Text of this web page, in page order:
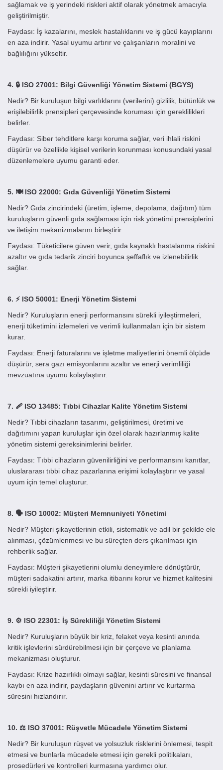
sağlamak ve iş yerindeki riskleri aktif olarak yönetmek amacıyla
geliştirilmiştir.
Faydası: İş kazalarını, meslek hastalıklarını ve iş gücü kayıplarını
en aza indirir. Yasal uyumu artırır ve çalışanların moralini ve
bağlılığını yükseltir.
4. 🔒 ISO 27001: Bilgi Güvenliği Yönetim Sistemi (BGYS)
Nedir? Bir kuruluşun bilgi varlıklarını (verilerini) gizlilik, bütünlük ve
erişilebilirlik prensipleri çerçevesinde koruması için gereklilikleri
belirler.
Faydası: Siber tehditlere karşı koruma sağlar, veri ihlali riskini
düşürür ve özellikle kişisel verilerin korunması konusundaki yasal
düzenlemelere uyumu garanti eder.
5. 🍽️ ISO 22000: Gıda Güvenliği Yönetim Sistemi
Nedir? Gıda zincirindeki (üretim, işleme, depolama, dağıtım) tüm
kuruluşların güvenli gıda sağlaması için risk yönetimi prensiplerini
ve iletişim mekanizmalarını birleştirir.
Faydası: Tüketicilere güven verir, gıda kaynaklı hastalanma riskini
azaltır ve gıda tedarik zinciri boyunca şeffaflık ve izlenebilirlik
sağlar.
6. ⚡ ISO 50001: Enerji Yönetim Sistemi
Nedir? Kuruluşların enerji performansını sürekli iyileştirmeleri,
enerji tüketimini izlemeleri ve verimli kullanmaları için bir sistem
kurar.
Faydası: Enerji faturalarını ve işletme maliyetlerini önemli ölçüde
düşürür, sera gazı emisyonlarını azaltır ve enerji verimliliği
mevzuatına uyumu kolaylaştırır.
7. 🩹 ISO 13485: Tıbbi Cihazlar Kalite Yönetim Sistemi
Nedir? Tıbbi cihazların tasarımı, geliştirilmesi, üretimi ve
dağıtımını yapan kuruluşlar için özel olarak hazırlanmış kalite
yönetim sistemi gereksinimlerini belirler.
Faydası: Tıbbi cihazların güvenilirliğini ve performansını kanıtlar,
uluslararası tıbbi cihaz pazarlarına erişimi kolaylaştırır ve yasal
uyum için temel oluşturur.
8. 🗣️ ISO 10002: Müşteri Memnuniyeti Yönetimi
Nedir? Müşteri şikayetlerinin etkili, sistematik ve adil bir şekilde ele
alınması, çözümlenmesi ve bu süreçten ders çıkarılması için
rehberlik sağlar.
Faydası: Müşteri şikayetlerini olumlu deneyimlere dönüştürür,
müşteri sadakatini artırır, marka itibarını korur ve hizmet kalitesini
sürekli iyileştirir.
9. ⚙️ ISO 22301: İş Sürekliliği Yönetim Sistemi
Nedir? Kuruluşların büyük bir kriz, felaket veya kesinti anında
kritik işlevlerini sürdürebilmesi için bir çerçeve ve planlama
mekanizması oluşturur.
Faydası: Krize hazırlıklı olmayı sağlar, kesinti süresini ve finansal
kaybı en aza indirir, paydaşların güvenini artırır ve kurtarma
süresini hızlandırır.
10. ⚖️ ISO 37001: Rüşvetle Mücadele Yönetim Sistemi
Nedir? Bir kuruluşun rüşvet ve yolsuzluk risklerini önlemesi, tespit
etmesi ve bunlarla mücadele etmesi için gerekli politikaları,
prosedürleri ve kontrolleri kurmasına yardımcı olur.